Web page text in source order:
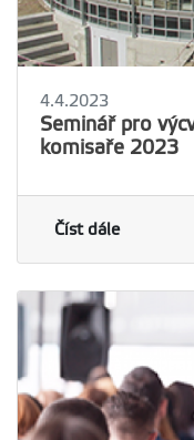
4.4.2023
Seminář pro
komisaře 2023
Číst dále